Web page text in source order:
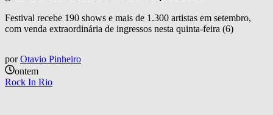
Festival recebe 190 shows e mais de 1.300 artistas em setembro,
com venda extraordinária de ingressos nesta quinta-feira (6)
por Otavio Pinheiro
ontem
Rock In Rio